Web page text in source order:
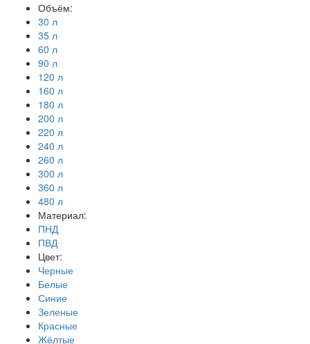
Объём:
30 л
35 л
60 л
90 л
120 л
160 л
180 л
200 л
220 л
240 л
260 л
300 л
360 л
480 л
Материал:
ПНД
ПВД
Цвет:
Черные
Белые
Синие
Зеленые
Красные
Жёлтые